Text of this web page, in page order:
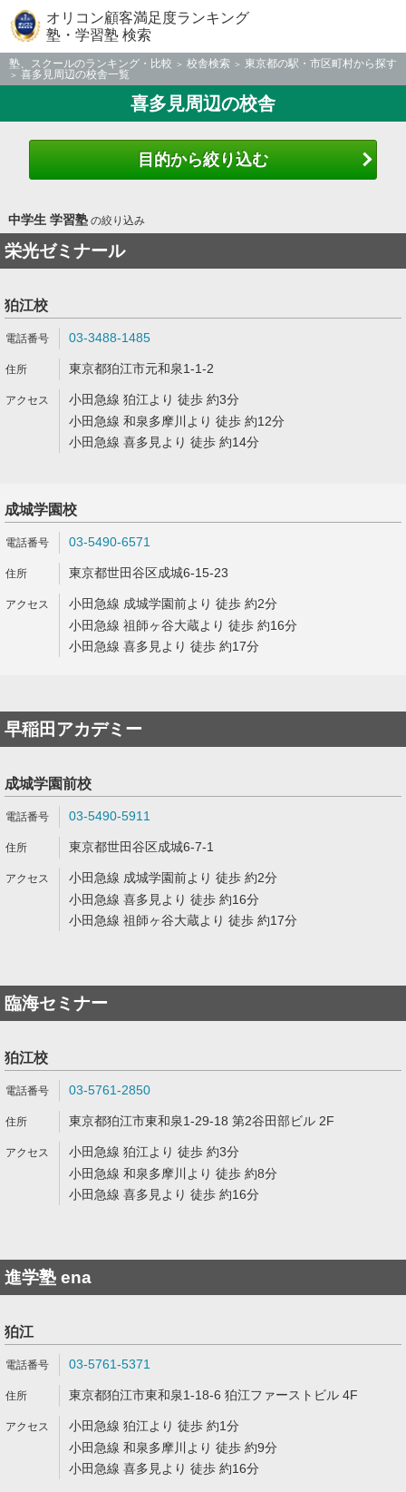
オリコン顧客満足度ランキング
塾・学習塾 検索
塾、スクールのランキング・比較 校舎検索
東京都の駅・市区町村から探す
喜多見周辺の校舎一覧
喜多見周辺の校舎
目的から絞り込む
中学生 学習塾の絞り込み
栄光ゼミナール
狛江校
03-3488-1485
東京都狛江市元和泉1-1-2
小田急線 狛江より 徒歩 約3分
小田急線 和泉多摩川より 徒歩 約12分
小田急線 喜多見より 徒歩 約14分
成城学園校
03-5490-6571
東京都世田谷区成城6-15-23
小田急線 成城学園前より 徒歩 約2分
小田急線 祖師ヶ谷大蔵より 徒歩 約16分
小田急線 喜多見より 徒歩 約17分
早稲田アカデミー
成城学園前校
03-5490-5911
東京都世田谷区成城6-7-1
小田急線 成城学園前より 徒歩 約2分
小田急線 喜多見より 徒歩 約16分
小田急線 祖師ヶ谷大蔵より 徒歩 約17分
臨海セミナー
狛江校
03-5761-2850
東京都狛江市東和泉1-29-18 第2谷田部ビル 2F
小田急線 狛江より 徒歩 約3分
小田急線 和泉多摩川より 徒歩 約8分
小田急線 喜多見より 徒歩 約16分
進学塾 ena
狛江
03-5761-5371
東京都狛江市東和泉1-18-6 狛江ファーストビル 4F
小田急線 狛江より 徒歩 約1分
小田急線 和泉多摩川より 徒歩 約9分
小田急線 喜多見より 徒歩 約16分